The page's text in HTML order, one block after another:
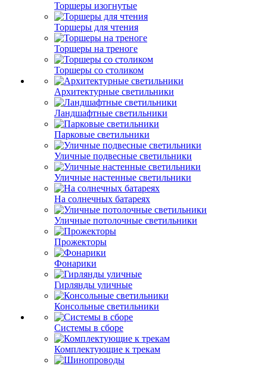
Торшеры изогнутые
Торшеры для чтения
Торшеры на треноге
Торшеры со столиком
Архитектурные светильники
Ландшафтные светильники
Парковые светильники
Уличные подвесные светильники
Уличные настенные светильники
На солнечных батареях
Уличные потолочные светильники
Прожекторы
Фонарики
Гирлянды уличные
Консольные светильники
Системы в сборе
Комплектующие к трекам